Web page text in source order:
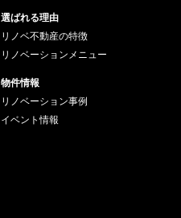
選ばれる理由
リノベ不動産の特徴
リノベーションメニュー
物件情報
リノベーション事例
イベント情報